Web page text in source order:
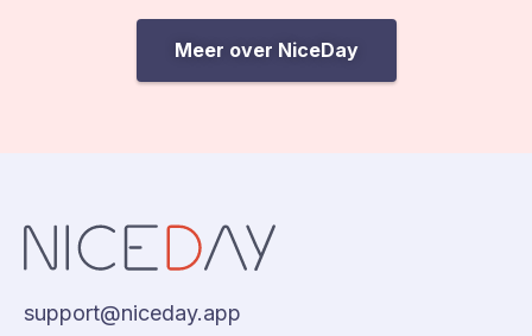
Meer over NiceDay
support@niceday.app